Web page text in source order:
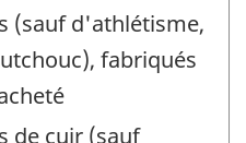
(sauf d'athlétisme,
fabriqués
de cuir (sauf